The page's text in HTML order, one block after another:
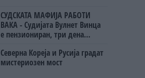
СУДСКАТА МАФИЈА РАБОТИ
ВАКА - Судијата Вулнет Винца
е пензиониран, три дена
на бизнисменот Марковски
Северна Кореја и Русија градат
мистериозен мост